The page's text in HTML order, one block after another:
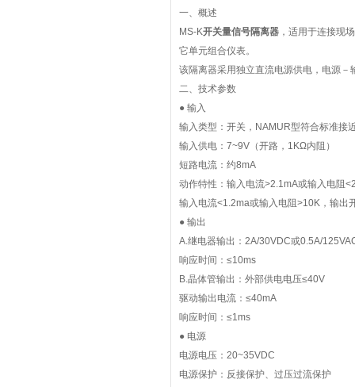
一、概述
MS-K开关量信号隔离器 ，适用于连接现
它单元组合仪表。
该隔离器采用独立直流电源供电，电源－
二、技术参数
● 输入
输入类型：开关，NAMUR型符合标准接
输入供电：7~9V（开路，1KΩ内阻）
短路电流：约8mA
动作特性：输入电流>2.1mA或输入电阻
输入电流<1.2ma或输入电阻>10K，输出
● 输出
A.继电器输出：2A/30VDC或0.5A/
响应时间：≤10ms
B.晶体管输出：外部供电电压≤40V
驱动输出电流：≤40mA
响应时间：≤1ms
● 电源
电源电压：20~35VDC
电源保护：反接保护、过压过流保护